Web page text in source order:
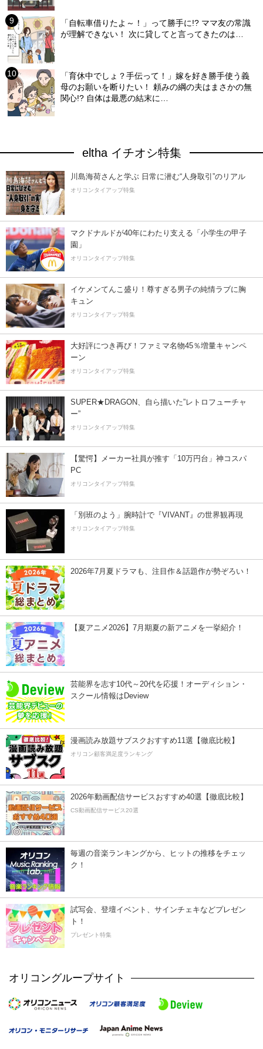
「自転車借りたよ～！」って勝手に!? ママ友の常識
が理解できない！ 次に貸してと言ってきたのは…
「育休中でしょ？手伝って！」嫁を好き勝手使う義
母のお願いを断りたい！ 頼みの綱の夫はまさかの無
関心!? 自体は最悪の結末に…
eltha イチオシ特集
川島海荷さんと学ぶ 日常に潜む“人身取引”のリアル
オリコンタイアップ特集
マクドナルドが40年にわたり支える「小学生の甲子
園」
オリコンタイアップ特集
イケメンてんこ盛り！尊すぎる男子の純情ラブに胸
キュン
オリコンタイアップ特集
大好評につき再び！ファミマ名物45％増量キャンペ
ーン
オリコンタイアップ特集
SUPER★DRAGON、自ら描いた”レトロフューチャ
ー”
オリコンタイアップ特集
【驚愕】メーカー社員が推す「10万円台」神コスパ
PC
オリコンタイアップ特集
「別班のよう」腕時計で『VIVANT』の世界観再現
オリコンタイアップ特集
2026年7月夏ドラマも、注目作＆話題作が勢ぞろい！
【夏アニメ2026】7月期夏の新アニメを一挙紹介！
芸能界を志す10代～20代を応援！オーディション・
スクール情報はDeview
漫画読み放題サブスクおすすめ11選【徹底比較】
オリコン顧客満足度ランキング
2026年動画配信サービスおすすめ40選【徹底比較】
CS動画配信サービス20選
毎週の音楽ランキングから、ヒットの推移をチェッ
ク！
試写会、登壇イベント、サインチェキなどプレゼン
ト！
プレゼント特集
オリコングループサイト